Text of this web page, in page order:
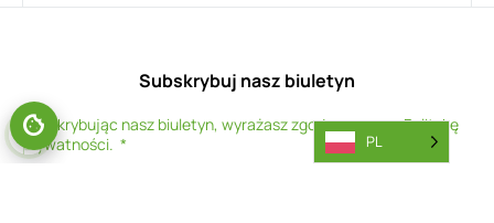
Subskrybuj nasz biuletyn
Subskrybując nasz biuletyn, wyrażasz zgodę na nasząPolitykę
prywatności. PL